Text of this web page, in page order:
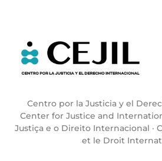
Centro por la Justicia y el
Center for Justice and
Justiça e o Direito Internacional ·
et le Droit